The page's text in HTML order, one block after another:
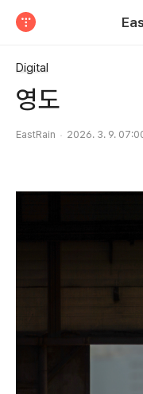
Digital
영도
EastRain 2026. 3. 9.